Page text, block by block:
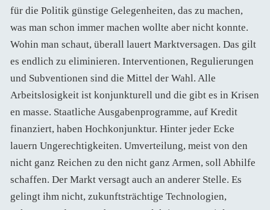
für die Politik günstige Gelegenheiten, das zu machen,
was man schon immer machen wollte aber nicht konnte.
Wohin man schaut, überall lauert Marktversagen. Das gilt
es endlich zu eliminieren. Interventionen, Regulierungen
und Subventionen sind die Mittel der Wahl. Alle
Arbeitslosigkeit ist konjunkturell und die gibt es in Krisen
en masse. Staatliche Ausgabenprogramme, auf Kredit
finanziert, haben Hochkonjunktur. Hinter jeder Ecke
lauern Ungerechtigkeiten. Umverteilung, meist von den
nicht ganz Reichen zu den nicht ganz Armen, soll Abhilfe
schaffen. Der Markt versagt auch an anderer Stelle. Es
gelingt ihm nicht, zukunftsträchtige Technologien,